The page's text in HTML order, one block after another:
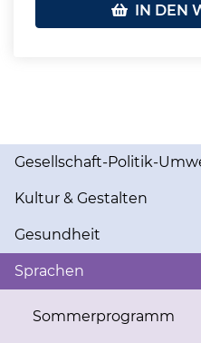
IN DEN
Gesellschaft-Politik-
Kultur & Gestalten
Gesundheit
Sprachen
Sommerprogramm